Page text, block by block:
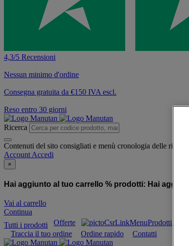
4,3/5 Recensioni
Nessun minimo d'ordine
Consegna gratuita da €150 IVA escl.
Reso entro 30 giorni
Ricerca
Contenuti del sito consigliati e menù cronologia delle ricerche
Account Accedi
×
Hai aggiunto al tuo carrello % prodotti: Hai
Vai al carrello
Continua
Tutti i prodotti
Offerte Prodotti
Traccia il tuo ordine
Ordine rapido Contatti